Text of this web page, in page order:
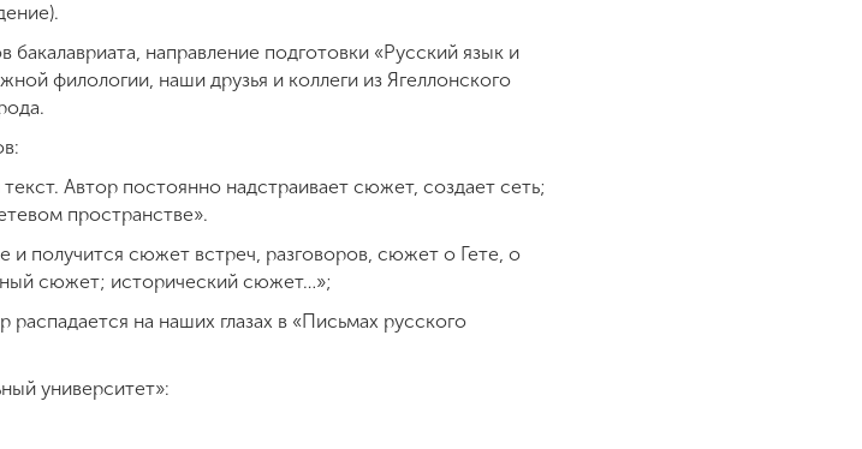
бакалавриата, направление подготовки «Русский язык и
филологии, наши друзья и коллеги из Ягеллонского
Автор постоянно надстраивает сюжет, создает сеть;
пространстве».
и получится сюжет встреч, разговоров, сюжет о Гете, о
сюжет; исторический сюжет…»;
на наших глазах в «Письмах русского
университет»: